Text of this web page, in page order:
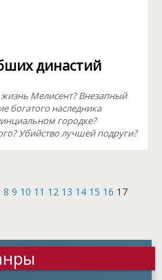
династий
Мелисент? Внезапный
богатого наследника
городке?
Убийство лучшей подруги?
8 9 10 11 12 13 14 15 16 17